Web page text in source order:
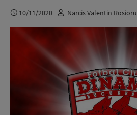
10/11/2020 Narcis Valentin Rosioru